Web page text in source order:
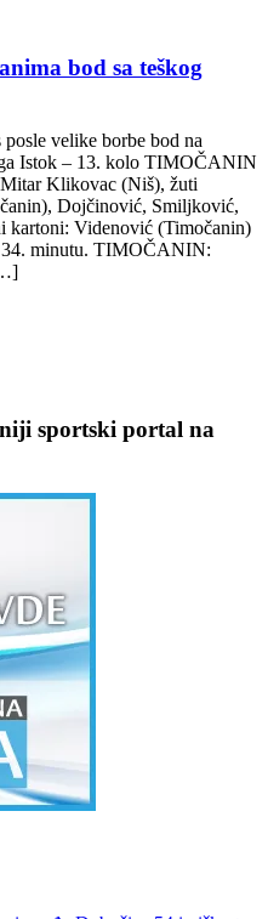
bod sa teškog
velike borbe bod na
Istok – 13. kolo TIMOČANIN
Klikovac (Niš), žuti
Dojčinović, Smiljković,
kartoni: Videnović (Timočanin)
34. minutu. TIMOČANIN:
sportski portal na